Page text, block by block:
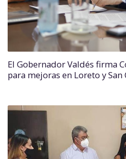
El Gobernador Valdés firma
para mejoras en Loreto y San